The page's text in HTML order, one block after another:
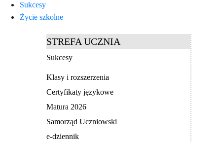
Sukcesy
Życie szkolne
STREFA UCZNIA
Sukcesy
Klasy i rozszerzenia
Certyfikaty językowe
Matura 2026
Samorząd Uczniowski
e-dziennik